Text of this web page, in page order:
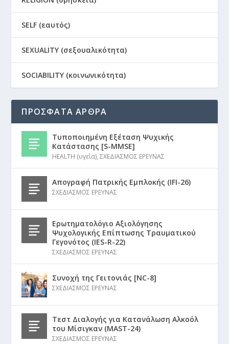
SELF (εαυτός)
SEXUALITY (σεξουαλικότητα)
SOCIABILITY (κοινωνικότητα)
ΠΡΟΣΦΑΤΑ ΑΡΘΡΑ
Τυποποιημένη Εξέταση Ψυχικής
Κατάστασης [S-MMSE]
HEALTH (υγεία),ΣΧΕΔΙΑΣΜΟΣ ΕΡΕΥΝΑΣ
Απογραφή Πατρικής Εμπλοκής (IFI-26)
ΣΧΕΔΙΑΣΜΟΣ ΕΡΕΥΝΑΣ
Ερωτηματολόγιο Αξιολόγησης
Ψυχολογικής Επίπτωσης Τραυματικού
Γεγονότος (IES-R-22)
ΣΧΕΔΙΑΣΜΟΣ ΕΡΕΥΝΑΣ
Συνοχή της Γειτονιάς [NC-8]
ΣΧΕΔΙΑΣΜΟΣ ΕΡΕΥΝΑΣ
Τεστ Διαλογής για Κατανάλωση Αλκοόλ
του Μίσιγκαν (MAST-24)
ΣΧΕΔΙΑΣΜΟΣ ΕΡΕΥΝΑΣ